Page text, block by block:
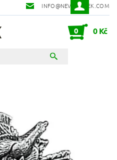
INFO@NEVORANEK.COM
0 0 Kč